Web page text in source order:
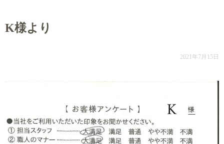
K様より
2021年7月15日